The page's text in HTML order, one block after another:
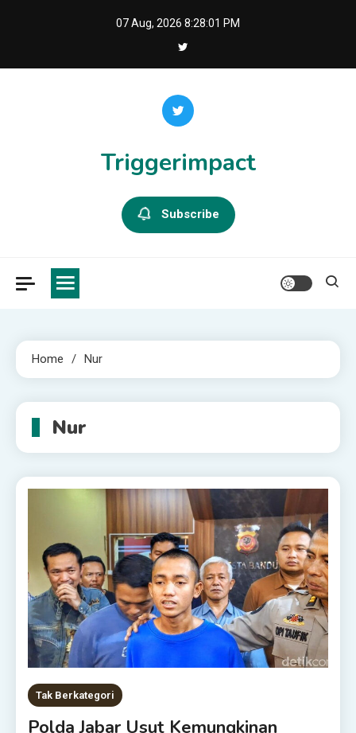
07 Aug, 2026 8:28:01 PM
Triggerimpact
Subscribe
Home Nur
Nur
Tak Berkategori
Polda Jabar Usut Kemungkinan